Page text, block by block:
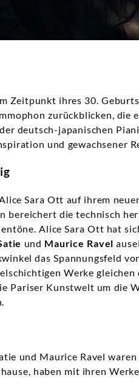
Zeitpunkt ihres 30.
zurückblicken, die
deutsch-japanischen
und gewachsener
Sara Ott auf ihrem
bereichert die technisch
Alice Sara Ott hat
und Maurice Ravel
das Spannungsfeld
Werke
Pariser Kunstwelt um die
und Maurice Ravel
haben mit ihren